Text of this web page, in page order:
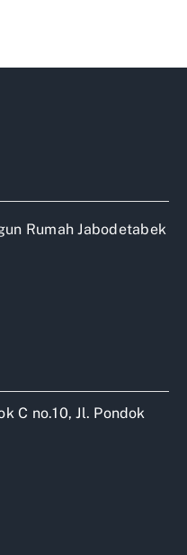
Rumah Jabodetabek
C no.10, Jl. Pondok